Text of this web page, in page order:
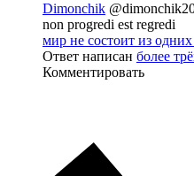
Dimonchik
non progredi est regredi
мир не состоит из
Ответ написан более
Комментировать